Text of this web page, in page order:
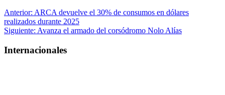
Navegación
de
Anterior: ARCA devuelve el 30% de consumos en dólares
realizados durante 2025
Siguiente: Avanza el armado del corsódromo Nolo Alías
Internacionales